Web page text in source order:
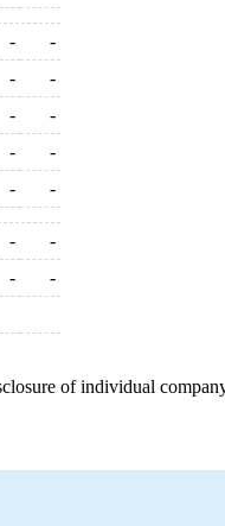
-
-
-
-
-
-
-
-
- -
-
-
-
-
of individual